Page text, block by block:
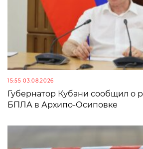
15:55 03.08.2026
Губернатор Кубани сообщил о
БПЛА в Архипо-Осиповке